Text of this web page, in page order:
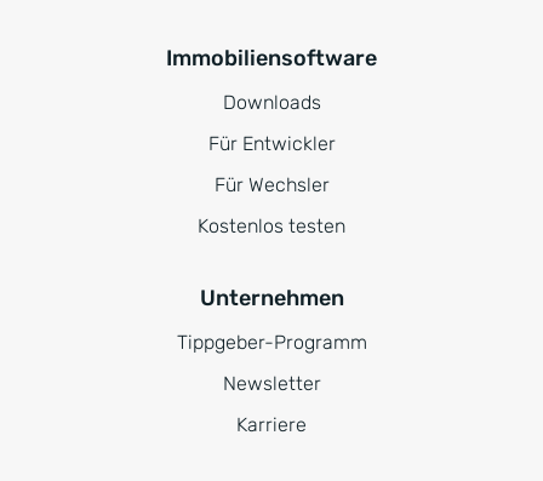
Immobiliensoftware
Downloads
Für Entwickler
Für Wechsler
Kostenlos testen
Unternehmen
Tippgeber-Programm
Newsletter
Karriere